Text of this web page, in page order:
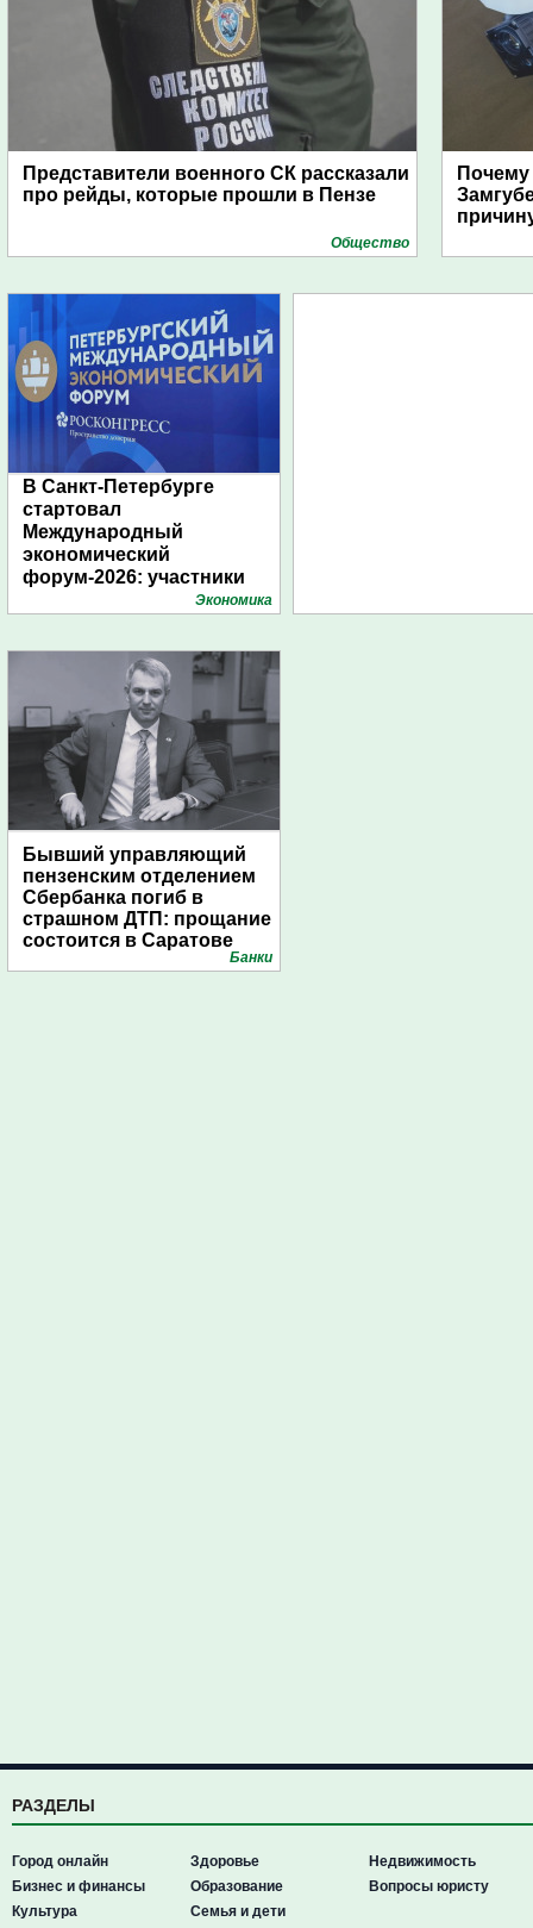
Представители военного СК рассказали
про рейды, которые прошли в Пензе
Общество
В Санкт-Петербурге
стартовал
Международный
экономический
форум-2026: участники
подготовили креативные
Экономика
Бывший управляющий
пензенским отделением
Сбербанка погиб в
страшном ДТП: прощание
состоится в Саратове
Банки
РАЗДЕЛЫ
Город онлайн
Бизнес и финансы
Культура
Здоровье
Образование
Семья и дети
Недвижимость
Вопросы юристу